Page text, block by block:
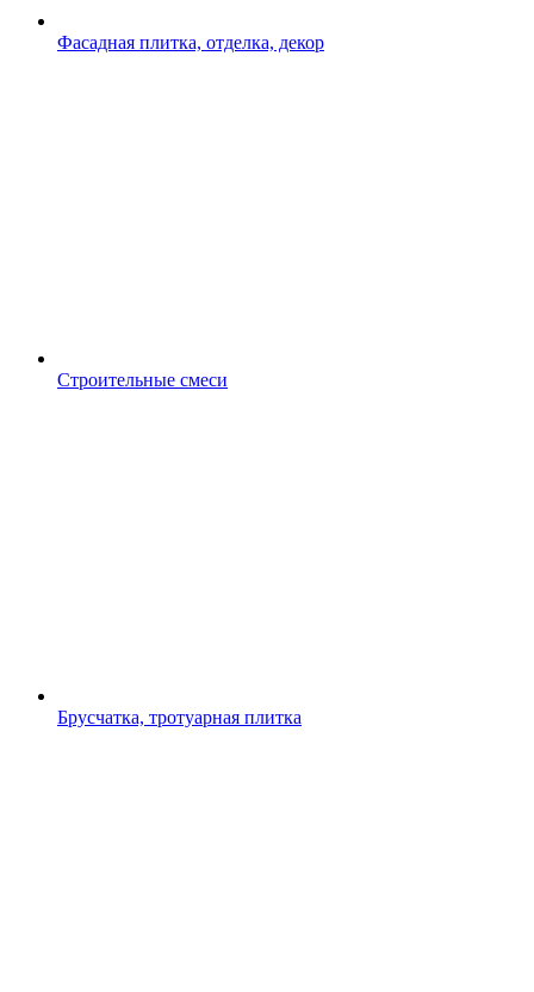
Фасадная плитка, отделка, декор
Строительные смеси
Брусчатка, тротуарная плитка